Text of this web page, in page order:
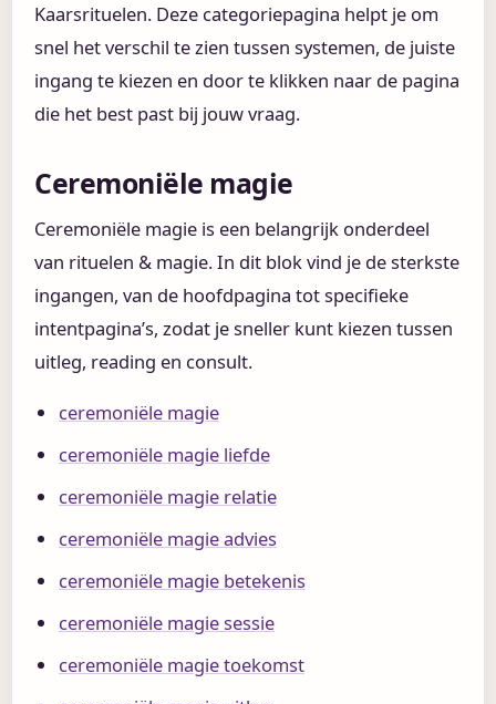
Kaarsrituelen. Deze categoriepagina helpt je om
snel het verschil te zien tussen systemen, de juiste
ingang te kiezen en door te klikken naar de pagina
die het best past bij jouw vraag.
Ceremoniële magie
Ceremoniële magie is een belangrijk onderdeel
van rituelen & magie. In dit blok vind je de sterkste
ingangen, van de hoofdpagina tot specifieke
intentpagina’s, zodat je sneller kunt kiezen tussen
uitleg, reading en consult.
ceremoniële magie
ceremoniële magie liefde
ceremoniële magie relatie
ceremoniële magie advies
ceremoniële magie betekenis
ceremoniële magie sessie
ceremoniële magie toekomst